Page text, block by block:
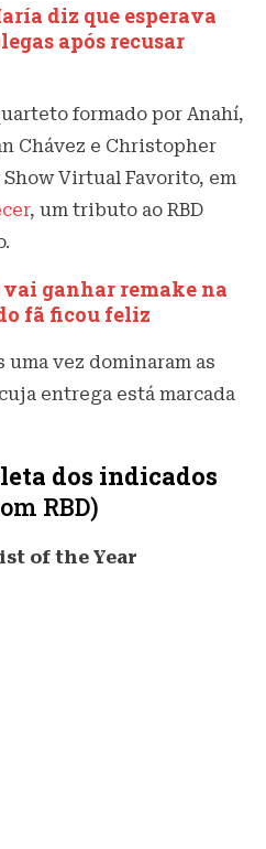
diz que esperava
após recusar
formado por Anahí,
Chávez e Christopher
Virtual Favorito, em
, um tributo ao RBD
vai ganhar remake na
fã ficou feliz
uma vez dominaram as
entrega está marcada
dos indicados
RBD)
of the Year